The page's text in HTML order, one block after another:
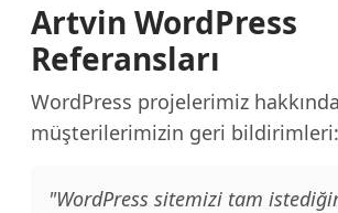
Artvin WordPress
Referansları
WordPress projelerimiz
müşterilerimizin geri bildirimleri:
"WordPress sitemizi tam